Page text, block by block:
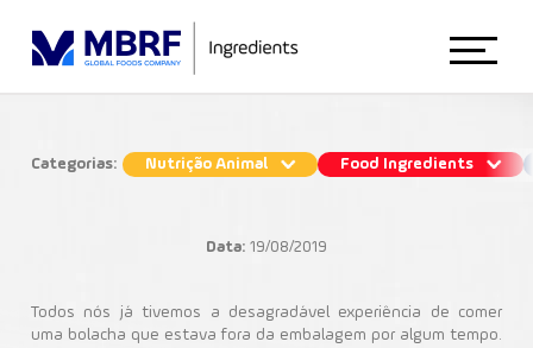
Animal Nutrition
formulação de alimentos?
Food Ingredients
Categorias: Nutrição Animal Food Ingredients
Data: 19/08/2019
Todos nós já tivemos a desagradável experiência de comer
uma bolacha que estava fora da embalagem por algum tempo.